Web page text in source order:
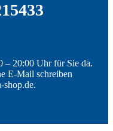
– 20:00 Uhr für Sie da.
E-Mail schreiben
shop.de.